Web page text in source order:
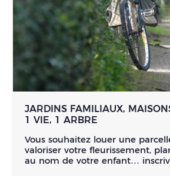
JARDINS FAMILIAUX,
1 VIE, 1 ARBRE
Vous souhaitez louer une
valoriser votre fleurissement,
au nom de votre enfant…